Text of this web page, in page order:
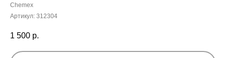
Chemex
Артикул: 312304
1 500 р.